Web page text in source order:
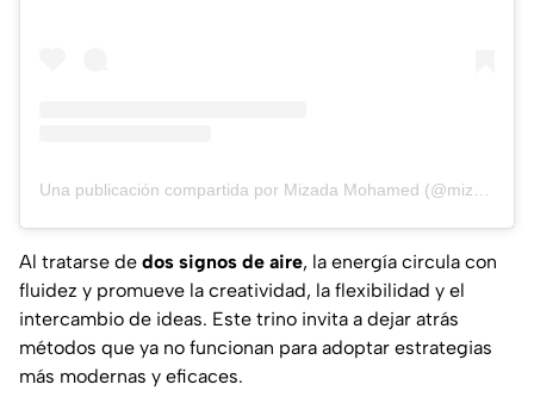
Al tratarse de dos signos de aire, la energía circula con
fluidez y promueve la creatividad, la flexibilidad y el
intercambio de ideas. Este trino invita a dejar atrás
métodos que ya no funcionan para adoptar estrategias
más modernas y eficaces.